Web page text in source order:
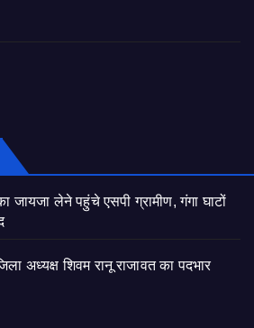
जायजा लेने पहुंचे एसपी ग्रामीण, गंगा घाटों
अध्यक्ष शिवम रानू राजावत का पदभार